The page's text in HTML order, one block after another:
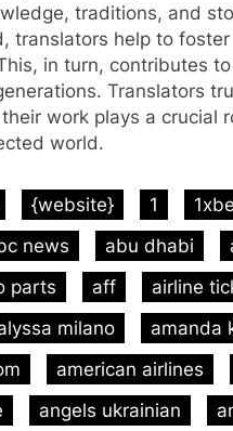
traditions, and
translators help to
in turn, contributes
Translators
work plays a crucial
world.
{website} 1
news abu dhabi
parts aff airline
milano amanda
american airlines
angels ukrainian